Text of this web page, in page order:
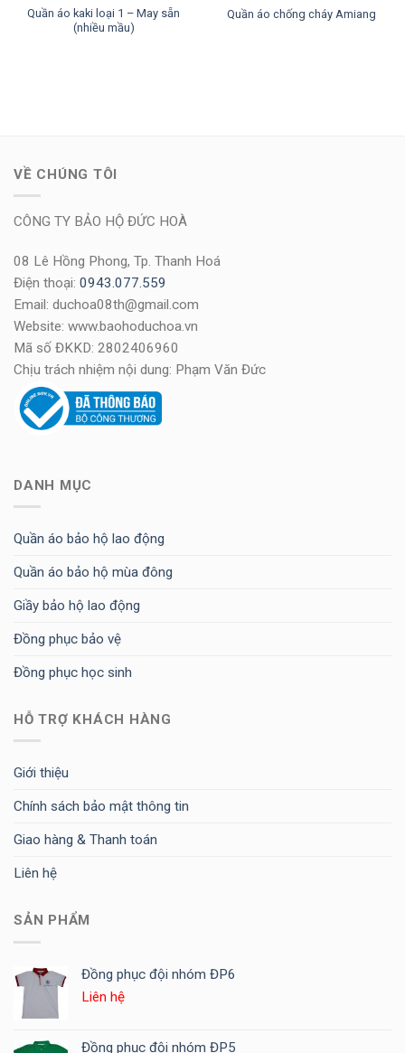
Quần áo kaki loại 1 – May sẵn
(nhiều mầu)
Quần áo chống cháy Amiang
VỀ CHÚNG TÔI
CÔNG TY BẢO HỘ ĐỨC HOÀ
08 Lê Hồng Phong, Tp. Thanh Hoá
Điện thoại: 0943.077.559
Email: duchoa08th@gmail.com
Website: www.baohoduchoa.vn
Mã số ĐKKD: 2802406960
Chịu trách nhiệm nội dung: Phạm Văn Đức
DANH MỤC
Quần áo bảo hộ lao động
Quần áo bảo hộ mùa đông
Giầy bảo hộ lao động
Đồng phục bảo vệ
Đồng phục học sinh
HỖ TRỢ KHÁCH HÀNG
Giới thiệu
Chính sách bảo mật thông tin
Giao hàng & Thanh toán
Liên hệ
SẢN PHẨM
Đồng phục đội nhóm ĐP6
Liên hệ
Đồng phục đội nhóm ĐP5